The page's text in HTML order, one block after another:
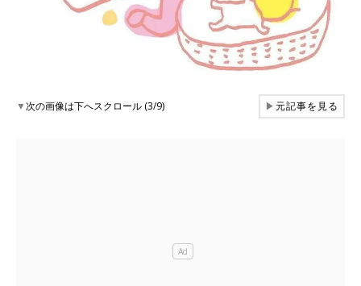
▼次の画像は下へスクロール (3/9) ▶元記事を見る